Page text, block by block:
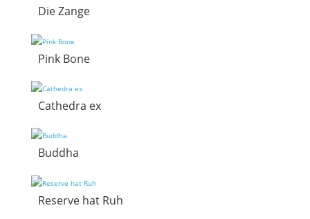
Die Zange
Pink Bone
Cathedra ex
Buddha
Reserve hat Ruh